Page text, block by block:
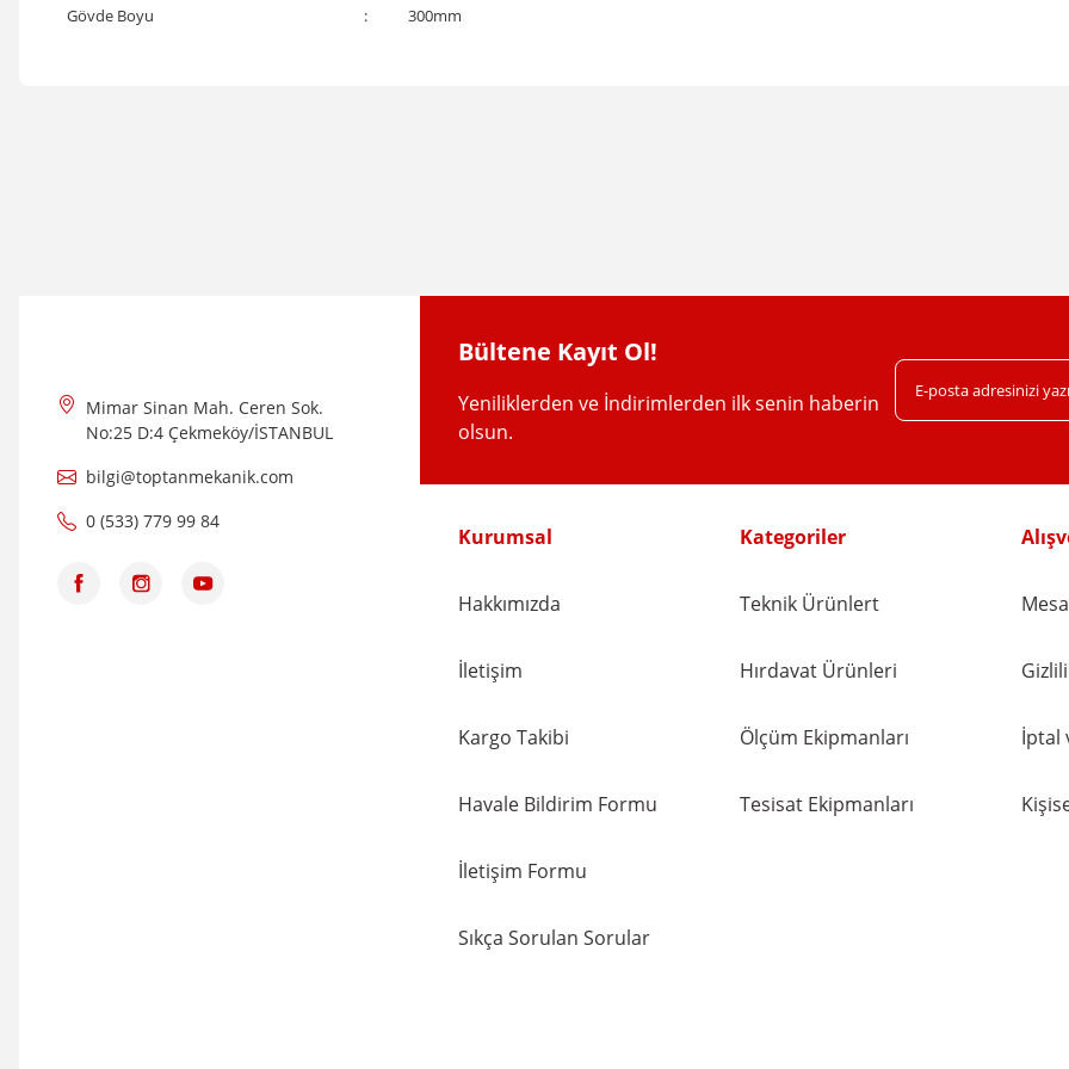
Gövde Boyu
: 300mm
Mimar Sinan Mah. Ceren Sok.
No:25 D:4 Çekmeköy/İSTANBUL
bilgi@toptanmekanik.com
0 (533) 779 99 84
Bültene Kayıt Ol!
Yeniliklerden ve İndirimlerden ilk senin haberin
olsun.
Kurumsal
Hakkımızda
İletişim
Kargo Takibi
Havale Bildirim Formu
İletişim Formu
Sıkça Sorulan Sorular
Kategoriler
Teknik Ürünlert
Hırdavat Ürünleri
Ölçüm Ekipmanları
Tesisat Ekipmanları
İptal